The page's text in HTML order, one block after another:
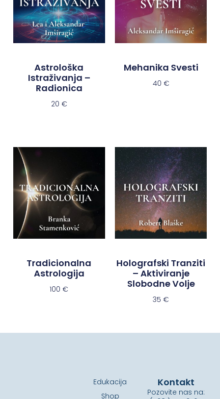
Astrološka
Istraživanja –
Radionica
20 €
Mehanika Svesti
40 €
Tradicionalna
Astrologija
100€
Holografski Tranziti
– Aktiviranje
Slobodne Volje
35€
Edukacija
Shop
Kontakt
Pozovite nas na: